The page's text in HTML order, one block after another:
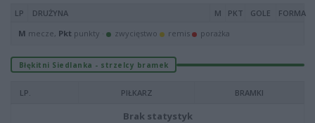
LP DRUŻYNA M PKT GOLE
FORMA
M mecze, Pkt punkty · zwycięstwo remis porażka
Błękitni Siedlanka - strzelcy bramek
LP. PIŁKARZ BRAMKI
Brak statystyk